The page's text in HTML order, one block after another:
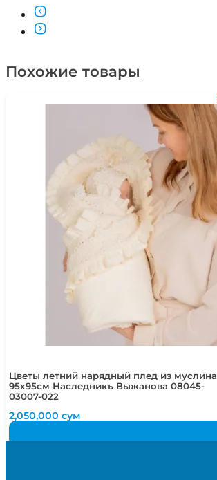
Похожие товары
Цветы летний нарядный плед из муслина
95х95см Наследникъ Выжанова 08045-
03007-022
2,050,000сум